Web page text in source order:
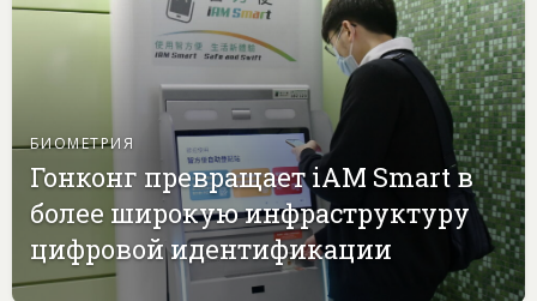
БИОМЕТРИЯ
Гонконг превращает iAM Smart в
более широкую инфраструктуру
цифровой идентификации